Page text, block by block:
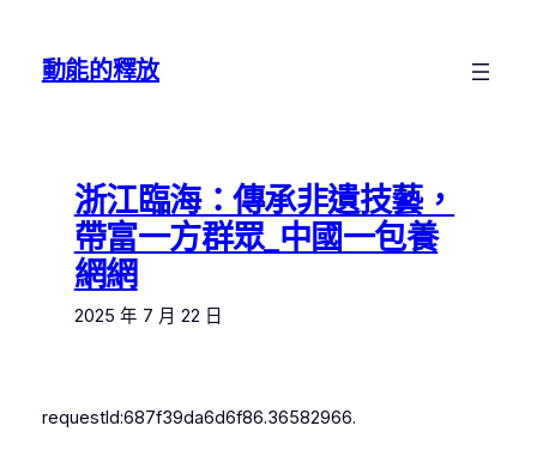
動能的釋放
浙江臨海：傳承非遺技藝，
帶富一方群眾_中國一包養
網網
2025 年 7 月 22 日
requestId:687f39da6d6f86.36582966.